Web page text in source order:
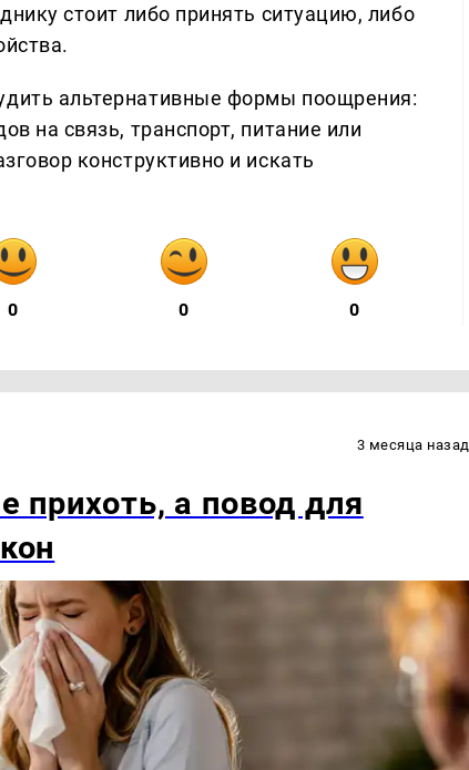
стоит либо принять ситуацию, либо
альтернативные формы поощрения:
на связь, транспорт, питание или
конструктивно и искать
0 0 0
3 месяца назад
прихоть, а повод для